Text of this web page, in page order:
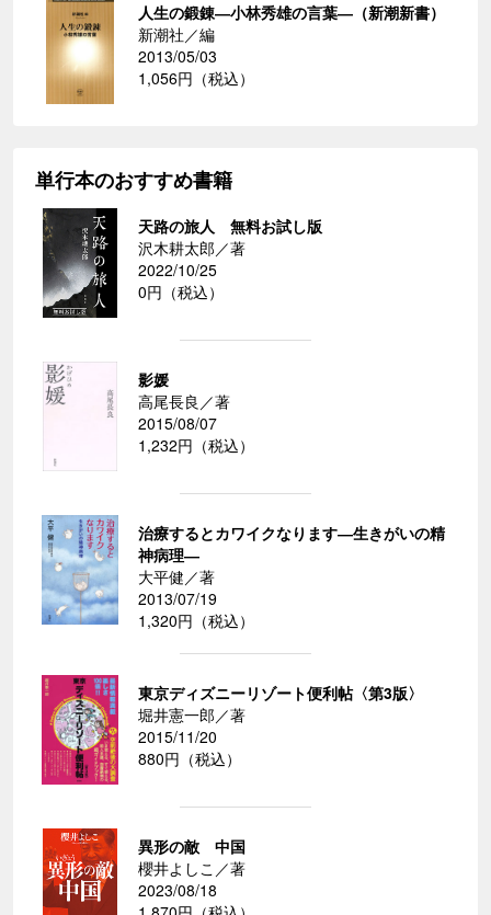
人生の鍛錬―小林秀雄の言葉―（新潮新書）
新潮社／編
2013/05/03
1,056円（税込）
単行本のおすすめ書籍
天路の旅人 無料お試し版
沢木耕太郎／著
2022/10/25
0円（税込）
影媛
高尾長良／著
2015/08/07
1,232円（税込）
治療するとカワイクなります―生きがいの精
神病理―
大平健／著
2013/07/19
1,320円（税込）
東京ディズニーリゾート便利帖〈第3版〉
堀井憲一郎／著
2015/11/20
880円（税込）
異形の敵 中国
櫻井よしこ／著
2023/08/18